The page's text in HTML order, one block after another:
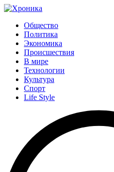
Общество
Политика
Экономика
Происшествия
В мире
Технологии
Культура
Спорт
Life Style